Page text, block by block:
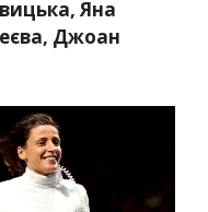
Яна
Джоан